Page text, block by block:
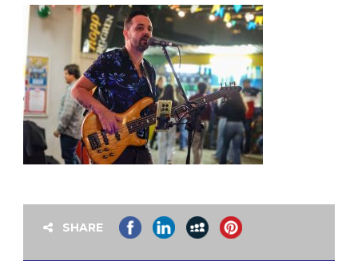
SHARE